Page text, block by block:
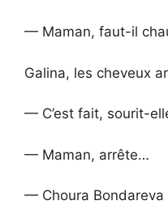
— Maman, faut-il
Galina, les cheveux
— C’est fait, sourit-
— Maman, arrête…
— Choura